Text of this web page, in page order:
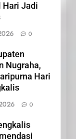
Hari Jadi
0
Nugraha,
Hari
0
CALEG
DKI JAKARTA
DKI JAKARTA